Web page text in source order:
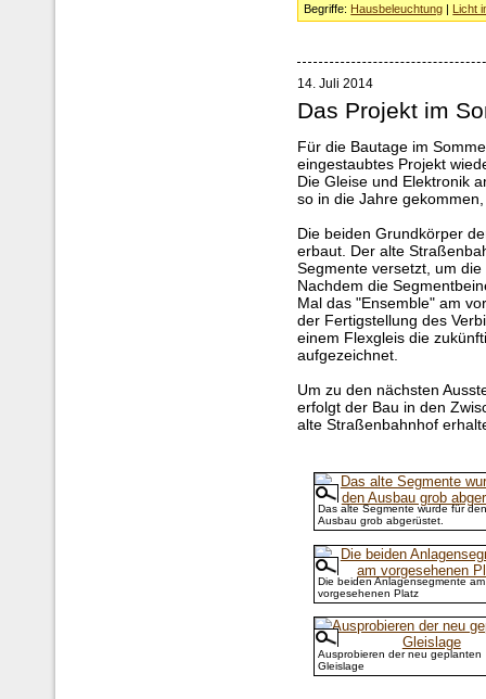
Begriffe: Hausbeleuchtung | Licht
14. Juli 2014
Das Projekt im
Für die Bautage im
eingestaubtes Projekt
Die Gleise und Elektronik
so in die Jahre
Die beiden Grundkörper
erbaut. Der alte
Segmente versetzt, um
Nachdem die
Mal das "Ensemble" am
der Fertigstellung des
einem Flexgleis die
aufgezeichnet.
Um zu den nächsten
erfolgt der Bau in den
alte Straßenbahnhof
Das alte Segmente wurde für den
Ausbau grob abgerüstet.
Die beiden Anlagensegmente am
vorgesehenen Platz
Ausprobieren der neu geplanten
Gleislage